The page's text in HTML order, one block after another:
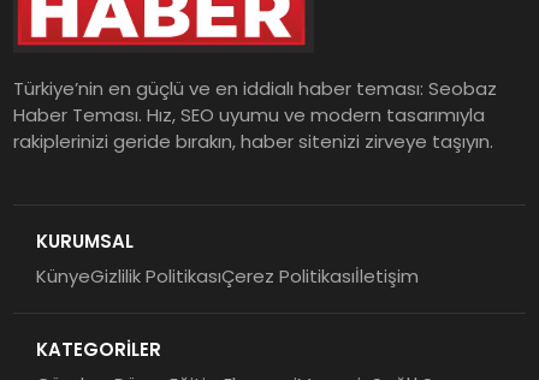
Türkiye’nin en güçlü ve en iddialı haber teması: Seobaz
Haber Teması. Hız, SEO uyumu ve modern tasarımıyla
rakiplerinizi geride bırakın, haber sitenizi zirveye taşıyın.
KURUMSAL
KünyeGizlilik PolitikasıÇerez Politikasıİletişim
KATEGORİLER